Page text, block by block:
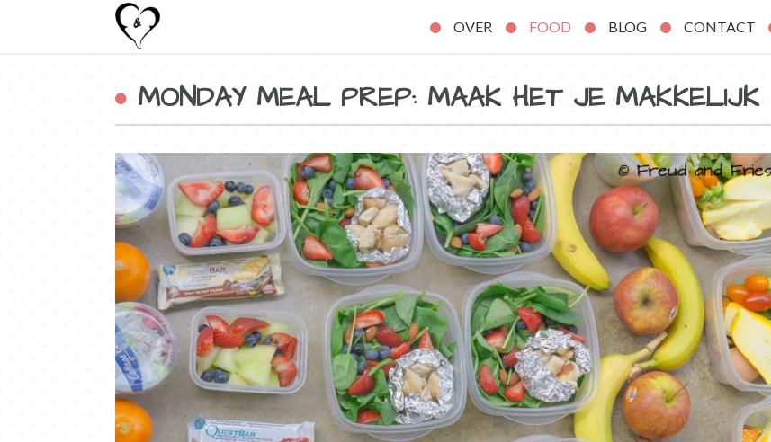
OVER FOOD BLOG CONTACT
MONDAY MEAL PREP: MAAK HET JE MAKKELIJK